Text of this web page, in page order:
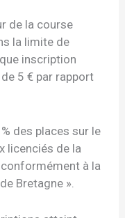
de la course
la limite de
inscription
5 € par rapport
des places sur le
licenciés de la
à la
Bretagne ».